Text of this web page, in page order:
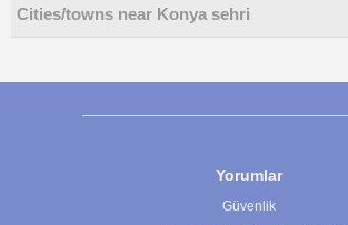
Cities/towns near Konya sehri
Yorumlar
Güvenlik